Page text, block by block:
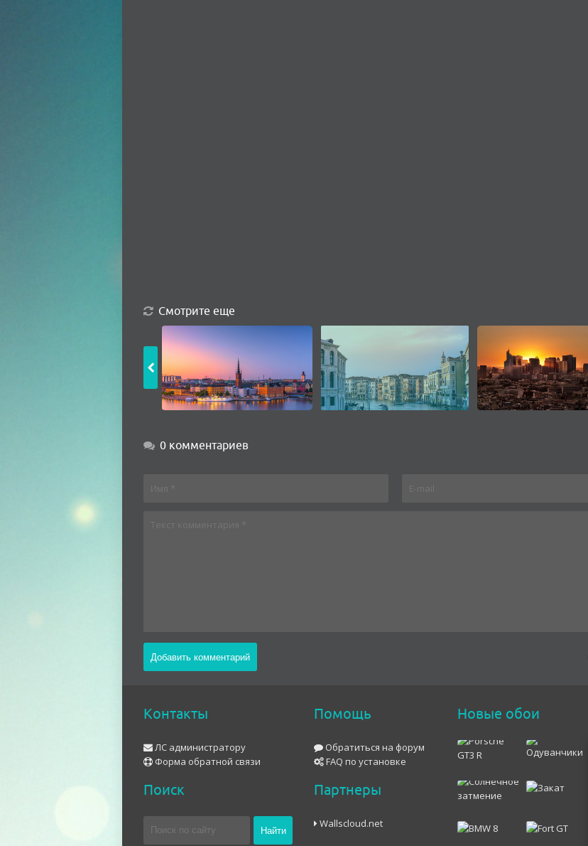
Смотрите еще
0 комментариев
Контакты
ЛС администратору
Форма обратной связи
Поиск
Помощь
Обратиться на форум
FAQ по установке
Партнеры
Wallscloud.net
Новые обои